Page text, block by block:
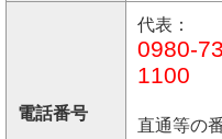
電話番号
代表：
0980-
1100
直通等の